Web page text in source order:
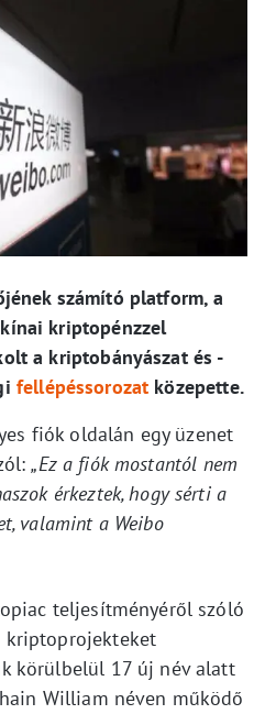
számító platform, a
kriptopénzzel
a kriptobányászat és -
fellépéssorozat közepette.
fiók oldalán egy üzenet
„Ez a fiók mostantól nem
érkeztek, hogy sérti a
valamint a Weibo
teljesítményéről szóló
kriptoprojekteket
körülbelül 17 új név alatt
William néven működő